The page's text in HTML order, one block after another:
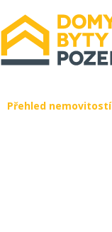
Přehled nemovitostí